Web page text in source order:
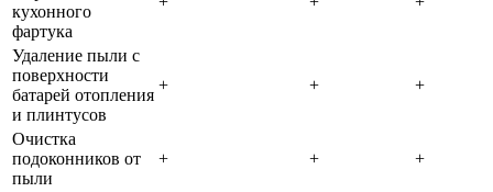
кухонного
фартука
Удаление пыли с
поверхности
батарей отопления
и плинтусов
+ + +
Очистка
подоконников от
пыли
+ + +